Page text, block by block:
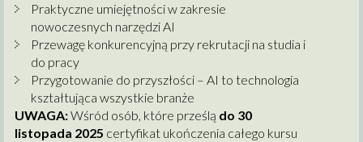
Praktyczne umiejętności w zakresie
nowoczesnych narzędzi AI
Przewagę konkurencyjną przy rekrutacji na studia i
do pracy
Przygotowanie do przyszłości – AI to technologia
kształtująca wszystkie branże
UWAGA:Wśród osób, które prześlą do 30
listopada 2025 certyfikat ukończenia całego kursu